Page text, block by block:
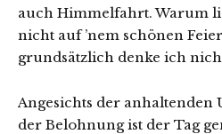
auch Himmelfahrt. Warum
nicht auf ’nem schönen
grundsätzlich denke ich
Angesichts der anhaltenden
der Belohnung ist der Tag